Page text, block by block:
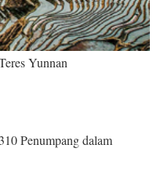
Yunnan
Penumpang dalam